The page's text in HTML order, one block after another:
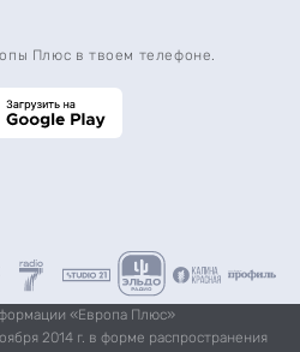
Плюс в твоем телефоне.
«Европа Плюс»
2014 г. в форме распространения